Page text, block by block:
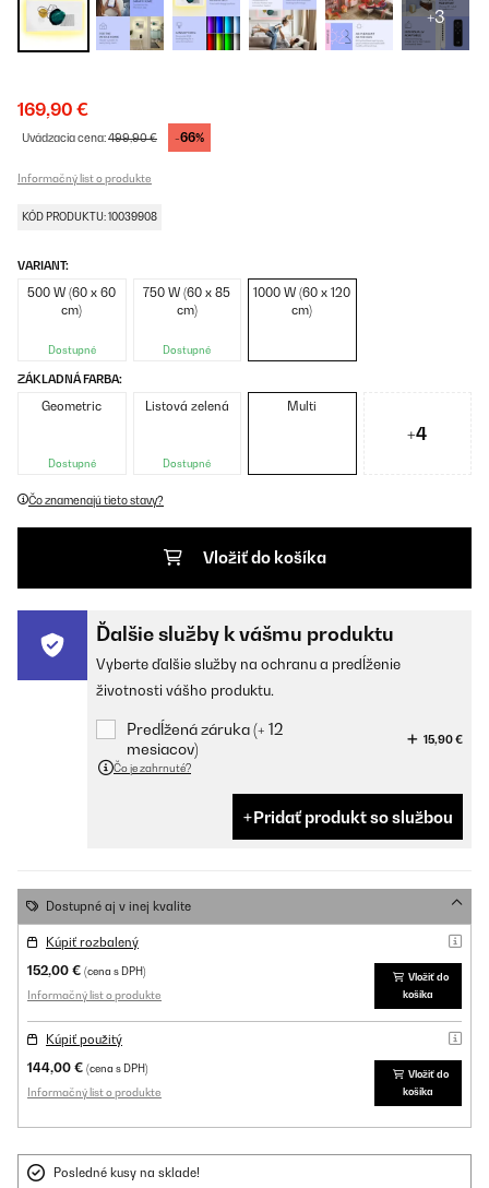
+3
169,90 €
Uvádzacia cena:499,90 € -66%
Informačný list o produkte
KÓD PRODUKTU: 10039908
VARIANT:
500 W (60 x 60
cm)
Dostupné
750 W (60 x 85
cm)
Dostupné
1000 W (60 x 120
cm)
ZÁKLADNÁ FARBA:
Geometric
Dostupné
Listová zelená
Dostupné
Multi
+4
Čo znamenajú tieto stavy?
Vložiť do košíka
Ďalšie služby k vášmu produktu
Vyberte ďalšie služby na ochranu a predĺženie
životnosti vášho produktu.
Predĺžená záruka (+ 12
mesiacov)
15,90 €
Čo je zahrnuté?
Pridať produkt so službou
Dostupné aj v inej kvalite
Kúpiť rozbalený
152,00 € (cena s DPH)
Informačný list o produkte
Vložiť do
košíka
Kúpiť použitý
144,00 € (cena s DPH)
Informačný list o produkte
Vložiť do
košíka
Posledné kusy na sklade!